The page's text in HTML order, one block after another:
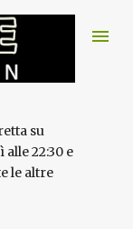
su
22:30 e
le altre